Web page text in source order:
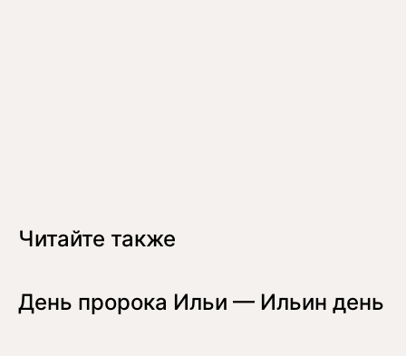
Читайте также
День пророка Ильи — Ильин день